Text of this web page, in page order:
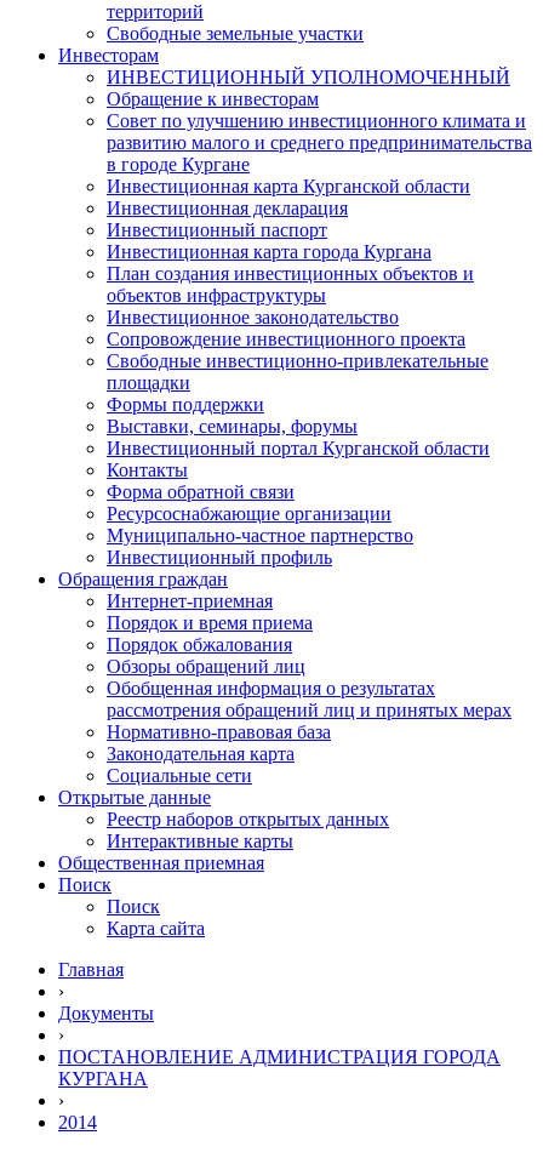
территорий
Свободные земельные участки
Инвесторам
ИНВЕСТИЦИОННЫЙ УПОЛНОМОЧЕННЫЙ
Обращение к инвесторам
Совет по улучшению инвестиционного климата и
развитию малого и среднего предпринимательства
в городе Кургане
Инвестиционная карта Курганской области
Инвестиционная декларация
Инвестиционный паспорт
Инвестиционная карта города Кургана
План создания инвестиционных объектов и
объектов инфраструктуры
Инвестиционное законодательство
Сопровождение инвестиционного проекта
Свободные инвестиционно-привлекательные
площадки
Формы поддержки
Выставки, семинары, форумы
Инвестиционный портал Курганской области
Контакты
Форма обратной связи
Ресурсоснабжающие организации
Муниципально-частное партнерство
Инвестиционный профиль
Обращения граждан
Интернет-приемная
Порядок и время приема
Порядок обжалования
Обзоры обращений лиц
Обобщенная информация о результатах
рассмотрения обращений лиц и принятых мерах
Нормативно-правовая база
Законодательная карта
Социальные сети
Открытые данные
Реестр наборов открытых данных
Интерактивные карты
Общественная приемная
Поиск
Поиск
Карта сайта
Главная
›
Документы
›
ПОСТАНОВЛЕНИЕ АДМИНИСТРАЦИЯ ГОРОДА
КУРГАНА
›
2014